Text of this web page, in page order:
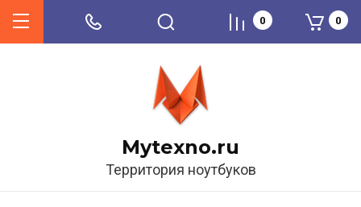
Mytexno.ru
Территория ноутбуков
0 0